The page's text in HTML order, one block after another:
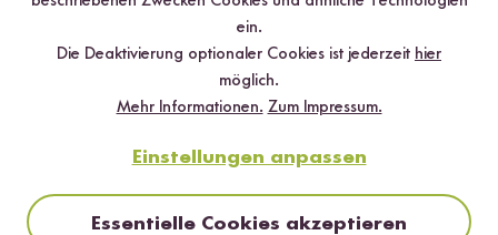
101
ab CHF 6.50
Reis
ein.
Die Deaktivierung optionaler Cookies ist jederzeit hier
möglich.
Mehr Informationen. Zum Impressum.
Einstellungen anpassen
Essentielle Cookies akzeptieren